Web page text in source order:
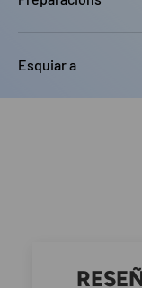
Esquiar a